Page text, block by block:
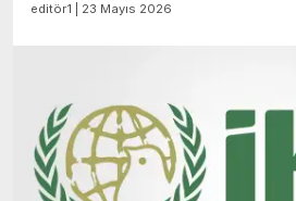
editör1 | 23 Mayıs 2026